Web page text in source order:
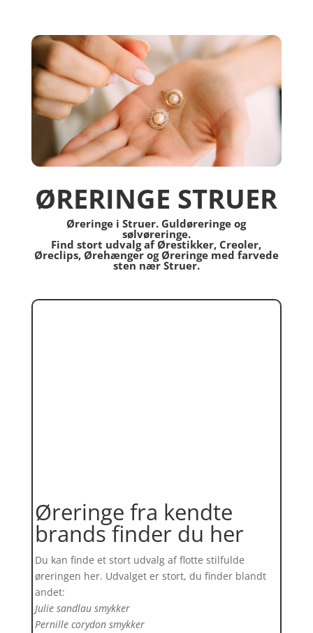
ØRERINGE STRUER
Øreringe i Struer. Guldøreringe og
sølvøreringe.
Find stort udvalg af Ørestikker, Creoler,
Øreclips, Ørehænger og Øreringe med farvede
sten nær Struer.
Øreringe fra kendte
brands finder du her
Du kan finde et stort udvalg af flotte stilfulde
øreringen her. Udvalget er stort, du finder blandt
andet:
Julie sandlau smykker
Pernille corydon smykker